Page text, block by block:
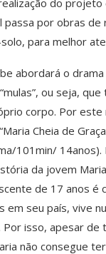
passa por obras de
para melhor
abordará o
ou seja,
corpo. Por este
Cheia de
101min/ 14anos).
da jovem
de 17 anos é
em seu país, vive
isso, apesar de
não consegue